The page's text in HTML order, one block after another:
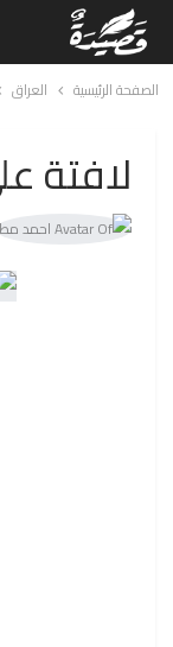
الصفحة الرئيسية العراق
لافتة